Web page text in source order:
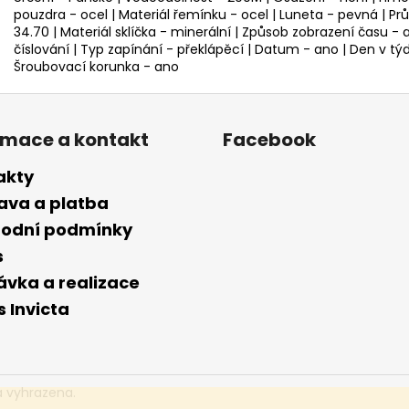
pouzdra - ocel | Materiál řemínku - ocel | Luneta - pevná |
34.70 | Materiál sklíčka - minerální | Způsob zobrazení času
číslování | Typ zapínání - překlápěcí | Datum - ano | Den v
Šroubovací korunka - ano
a kontakt
a platba
podmínky
a realizace
Invicta
Facebook
vyhrazena.